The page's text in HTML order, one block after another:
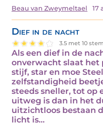
Beau van Zweymeltael 17
Dief in de nacht
3.5 met 10
Als een dief in de
onverwacht slaat
stijf, star en moe
zelfstandigheid
steeds sneller, tot op
uitweg is dan in het
uitzichtloos bestaan
licht is…